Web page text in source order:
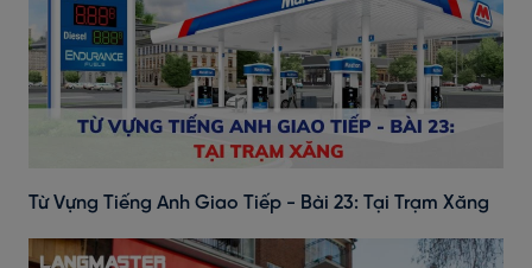
Từ Vựng Tiếng Anh Giao Tiếp - Bài 23: Tại Trạm Xăng